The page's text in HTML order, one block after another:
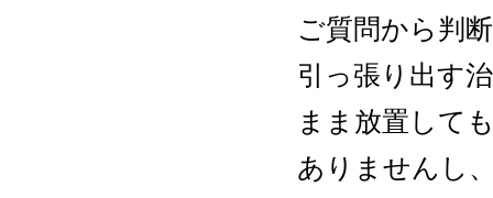
ご質問から判
引っ張り出す
まま放置して
ありませんし